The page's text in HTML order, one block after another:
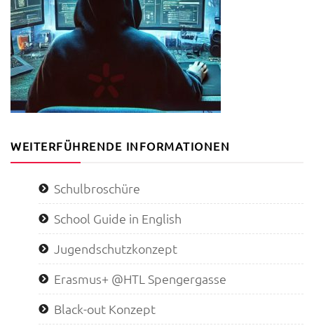
WEITERFÜHRENDE INFORMATIONEN
Schulbroschüre
School Guide in English
Jugendschutzkonzept
Erasmus+ @HTL Spengergasse
Black-out Konzept